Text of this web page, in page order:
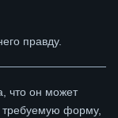
правду.
что он может
форму,